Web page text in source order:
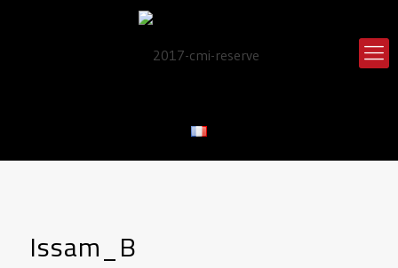
Issam_B